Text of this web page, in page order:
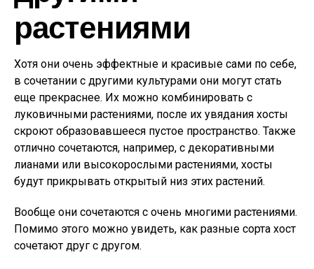
растениями
Хотя они очень эффектные и красивые сами по себе,
в сочетании с другими культурами они могут стать
еще прекраснее. Их можно комбинировать с
луковичными растениями, после их увядания хосты
скроют образовавшееся пустое пространство. Также
отлично сочетаются, например, с декоративными
лианами или высокорослыми растениями, хосты
будут прикрывать открытый низ этих растений.
Вообще они сочетаются с очень многими растениями.
Помимо этого можно увидеть, как разные сорта хост
сочетают друг с другом.